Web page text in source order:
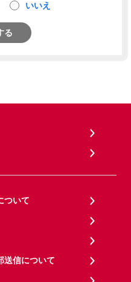
いいえ
る
ついて
送信について